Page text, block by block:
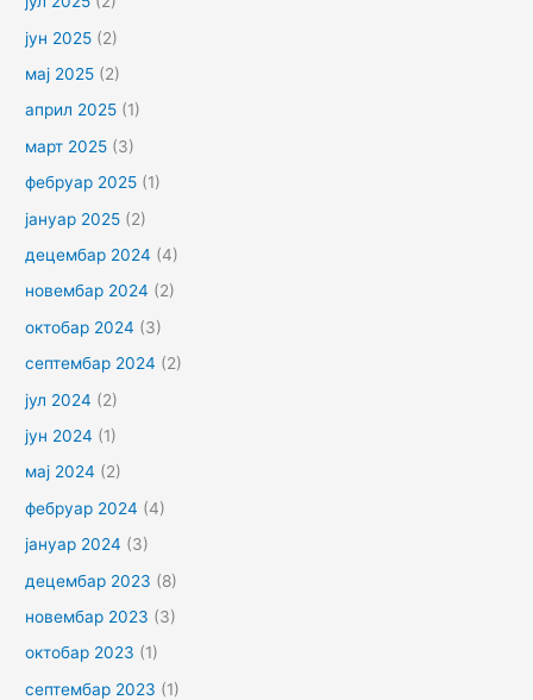
јун 2025 (2)
мај 2025 (2)
април 2025 (1)
март 2025 (3)
фебруар 2025 (1)
јануар 2025 (2)
децембар 2024 (4)
новембар 2024 (2)
октобар 2024 (3)
септембар 2024 (2)
јул 2024 (2)
јун 2024 (1)
мај 2024 (2)
фебруар 2024 (4)
јануар 2024 (3)
децембар 2023 (8)
новембар 2023 (3)
октобар 2023 (1)
септембар 2023 (1)